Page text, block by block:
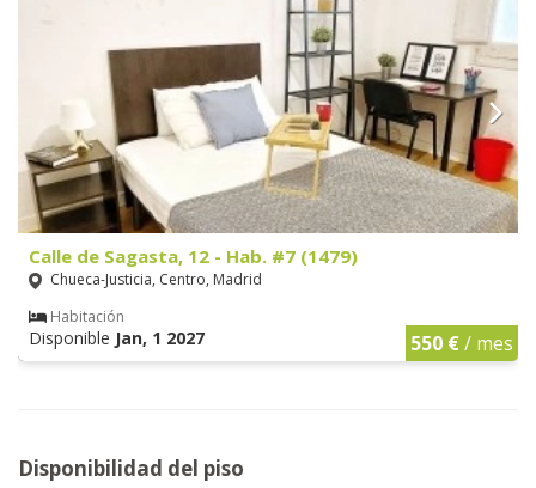
Calle de Sagasta, 12 - Hab. #7 (1479)
Chueca-Justicia, Centro, Madrid
Habitación
Disponible Jan, 1 2027 550 €/ mes
Disponibilidad del piso